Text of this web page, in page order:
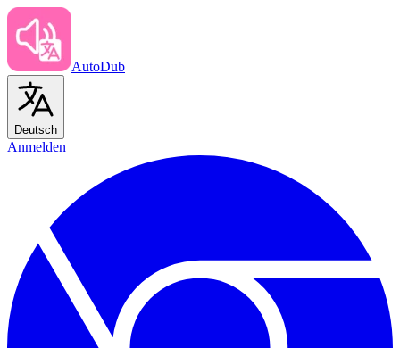
AutoDub
Deutsch
Anmelden